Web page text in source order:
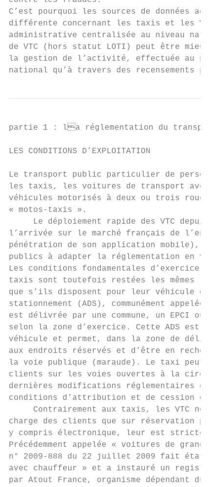
C’est pourquoi les sources de données
différente concernant les taxis et les VTC.
administrative centralisée au niveau
de VTC (hors statut LOTI) peut être
la gestion de l’activité, effectuée au
national qu’à travers des recensements
partie 1 : la réglementation du
LES CONDITIONS
Le transport public particulier de
les taxis, les voitures de transport
véhicules motorisés à deux ou trois
« motos-taxis ».
Le déploiement rapide des VTC depuis
l’arrivée sur le marché français de
pénétration de son application mobile),
publics à adapter la réglementation
Les conditions fondamentales
taxis sont toutefois restées les
que s’ils disposent pour leur
stationnement (ADS), communément
est délivrée par une commune, un
selon la zone d’exercice. Cette ADS
véhicule et permet, dans la zone de
aux endroits réservés et d’être en
la voie publique (maraude). Le taxi
clients sur les voies ouvertes à la
dernières modifications
conditions d’attribution et de
Contrairement aux taxis, les VTC ne
charge des clients que sur réservation
y compris électronique, leur est
Précédemment appelée « voitures de
n° 2009-888 du 22 juillet 2009 fait
avec chauffeur » et a instauré un registre
par Atout France, organisme dépendant du